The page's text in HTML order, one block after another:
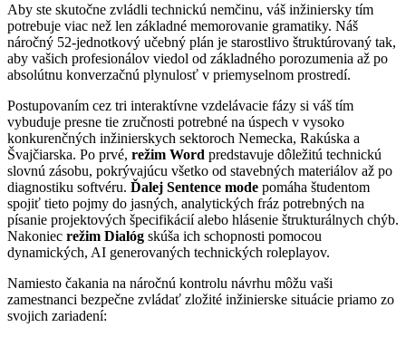
Aby ste skutočne zvládli technickú nemčinu, váš inžiniersky tím
potrebuje viac než len základné memorovanie gramatiky. Náš
náročný 52-jednotkový učebný plán je starostlivo štruktúrovaný tak,
aby vašich profesionálov viedol od základného porozumenia až po
absolútnu konverzačnú plynulosť v priemyselnom prostredí.
Postupovaním cez tri interaktívne vzdelávacie fázy si váš tím
vybuduje presne tie zručnosti potrebné na úspech v vysoko
konkurenčných inžinierskych sektoroch Nemecka, Rakúska a
Švajčiarska. Po prvé, režim Word predstavuje dôležitú technickú
slovnú zásobu, pokrývajúcu všetko od stavebných materiálov až po
diagnostiku softvéru. Ďalej Sentence mode pomáha študentom
spojiť tieto pojmy do jasných, analytických fráz potrebných na
písanie projektových špecifikácií alebo hlásenie štrukturálnych chýb.
Nakoniec režim Dialóg skúša ich schopnosti pomocou
dynamických, AI generovaných technických roleplayov.
Namiesto čakania na náročnú kontrolu návrhu môžu vaši
zamestnanci bezpečne zvládať zložité inžinierske situácie priamo zo
svojich zariadení: